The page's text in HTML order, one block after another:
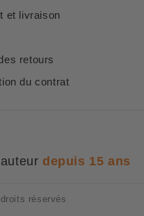
et livraison
retours
du contrat
depuis 15 ans
réservés